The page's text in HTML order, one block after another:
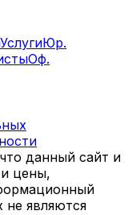
УслугиЮр.
Оф.
данный сайт и
цены,
не являются